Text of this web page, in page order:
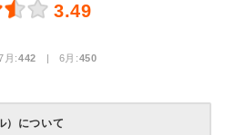
3.49
月:442 | 6月:450
）について